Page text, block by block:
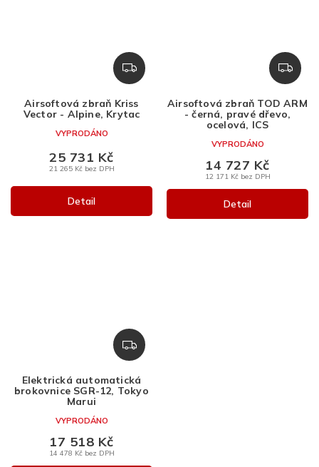
Z
D
R
Airsoftová zbraň Kriss
Vector - Alpine, Krytac
VYPRODÁNO
21 265 Kč bez DPH
25 731 Kč
Detail
Z
D
R
Airsoftová zbraň TOD ARM
- černá, pravé dřevo,
ocelová, ICS
VYPRODÁNO
12 171 Kč bez DPH
14 727 Kč
Detail
Z
D
R
M
Elektrická automatická
brokovnice SGR-12, Tokyo
Marui
VYPRODÁNO
14 478 Kč bez DPH
17 518 Kč